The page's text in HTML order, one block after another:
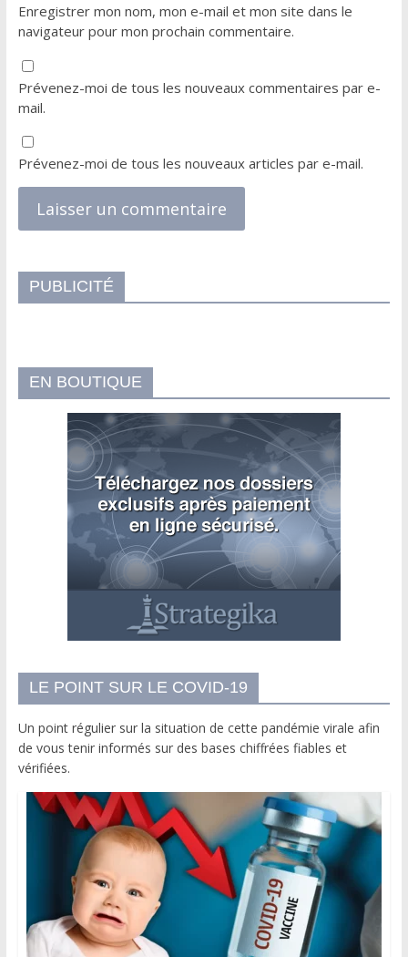
Enregistrer mon nom, mon e-mail et mon site dans le
navigateur pour mon prochain commentaire.
Prévenez-moi de tous les nouveaux commentaires par e-
mail.
Prévenez-moi de tous les nouveaux articles par e-mail.
PUBLICITÉ
EN BOUTIQUE
LE POINT SUR LE COVID-19
Un point régulier sur la situation de cette pandémie virale afin
de vous tenir informés sur des bases chiffrées fiables et
vérifiées.